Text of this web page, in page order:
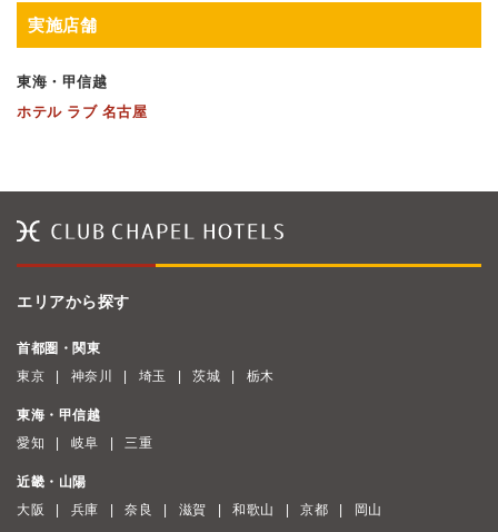
実施店舗
東海・甲信越
ホテル ラブ 名古屋
エリアから探す
首都圏・関東
東京
神奈川 埼玉 茨城 栃木
東海・甲信越
愛知
岐阜 三重
近畿・山陽
大阪
兵庫 奈良 滋賀 和歌山 京都 岡山